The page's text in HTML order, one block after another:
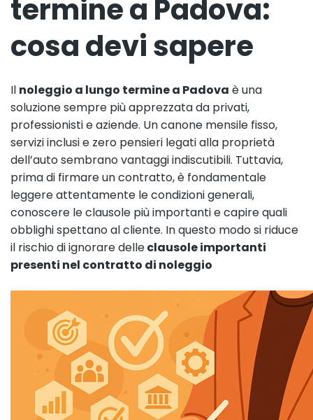
termine a Padova:
cosa devi sapere
Il noleggio a lungo termine a Padova è una
soluzione sempre più apprezzata da privati,
professionisti e aziende. Un canone mensile fisso,
servizi inclusi e zero pensieri legati alla proprietà
dell’auto sembrano vantaggi indiscutibili. Tuttavia,
prima di firmare un contratto, è fondamentale
leggere attentamente le condizioni generali,
conoscere le clausole più importanti e capire quali
obblighi spettano al cliente. In questo modo si riduce
il rischio di ignorare delleclausole importanti
presenti nel contratto di noleggio